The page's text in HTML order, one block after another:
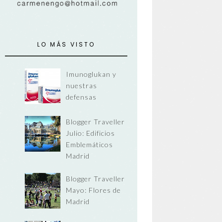
LO MÁS VISTO
Imunoglukan y
nuestras
defensas
Blogger Traveller
Julio: Edificios
Emblemáticos
Madrid
Blogger Traveller
Mayo: Flores de
Madrid